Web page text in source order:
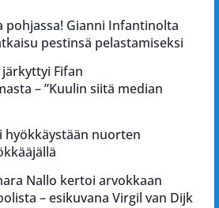
pohjassa! Gianni Infantinolta
pestinsä pelastamiseksi
Fifan
– ”Kuulin siitä median
hyökkäystään nuorten
Nallo kertoi arvokkaan
– esikuvana Virgil van Dijk